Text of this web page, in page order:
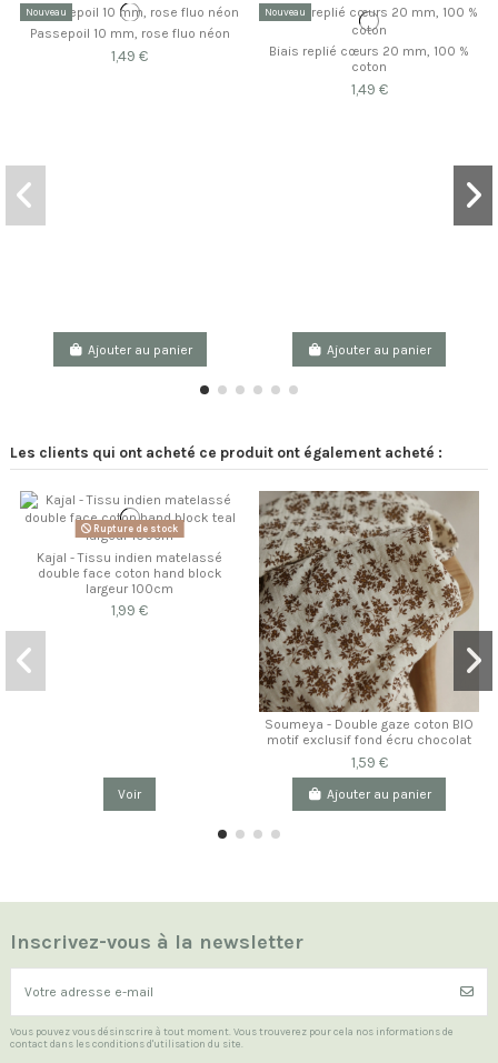
Nouveau
Passepoil 10 mm, rose fluo néon
1,49 €
Ajouter au panier
Nouveau
Biais replié cœurs 20 mm, 100 %
coton
1,49 €
Ajouter au panier
Les clients qui ont acheté ce produit ont également acheté :
Rupture de stock
Kajal - Tissu indien matelassé
double face coton hand block
largeur 100cm
1,99 €
Voir
Soumeya - Double gaze coton BIO
motif exclusif fond écru chocolat
1,59 €
Ajouter au panier
Inscrivez-vous à la newsletter
Vous pouvez vous désinscrire à tout moment. Vous trouverez pour cela nos informations de
contact dans les conditions d'utilisation du site.